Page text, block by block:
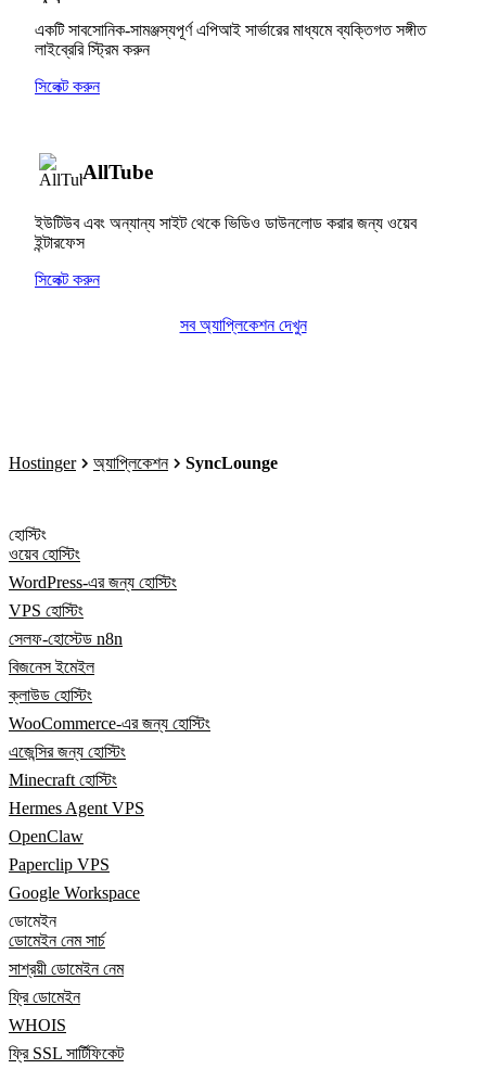
একটি সাবসোনিক-সামঞ্জস্যপূর্ণ এপিআই সার্ভারের মাধ্যমে ব্যক্তিগত সঙ্গীত
লাইব্রেরি স্ট্রিম করুন
সিলেক্ট করুন
AllTube
ইউটিউব এবং অন্যান্য সাইট থেকে ভিডিও ডাউনলোড করার জন্য ওয়েব
ইন্টারফেস
সিলেক্ট করুন
সব অ্যাপ্লিকেশন দেখুন
Hostinger অ্যাপ্লিকেশন SyncLounge
হোস্টিং
ওয়েব হোস্টিং
WordPress-এর জন্য হোস্টিং
VPS হোস্টিং
সেলফ-হোস্টেড n8n
বিজনেস ইমেইল
ক্লাউড হোস্টিং
WooCommerce-এর জন্য হোস্টিং
এজেন্সির জন্য হোস্টিং
Minecraft হোস্টিং
Hermes Agent VPS
OpenClaw
Paperclip VPS
Google Workspace
ডোমেইন
ডোমেইন নেম সার্চ
সাশ্রয়ী ডোমেইন নেম
ফ্রি ডোমেইন
WHOIS
ফ্রি SSL সার্টিফিকেট